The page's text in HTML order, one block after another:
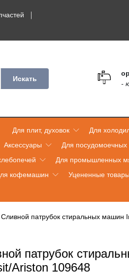
Искать
-
Для плит, духовок Для
Аксессуары Для
Для промышленных
кофемашин Уцененные товары
Сливной патрубок стиральных машин
патрубок
Ariston 109648